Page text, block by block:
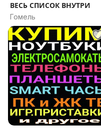
ВЕСЬ СПИСОК ВНУТРИ
Гомель